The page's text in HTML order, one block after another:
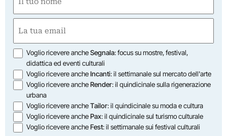
(Obbligatorio)
Nome
(Obbligatorio)
Opzioni
Voglio ricevere ancheSegnala: focus su mostre, festival,
didattica ed eventi culturali
Voglio ricevere ancheIncanti: il settimanale sul mercato dell'arte
Voglio ricevere ancheRender: il quindicinale sulla rigenerazione
urbana
Voglio ricevere ancheTailor: il quindicinale su moda e cultura
Voglio ricevere anchePax: il quindicinale sul turismo culturale
Voglio ricevere ancheFest: il settimanale sui festival culturali